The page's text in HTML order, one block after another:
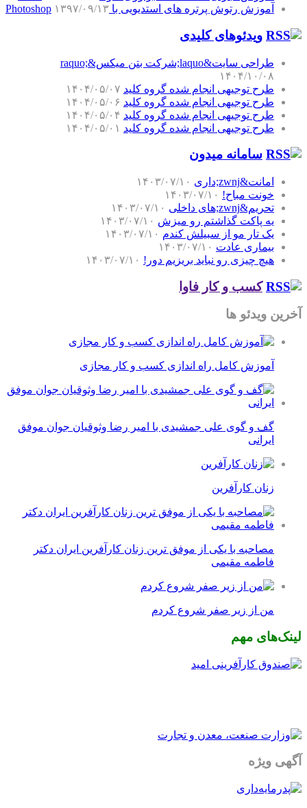
آموزش رتوش پرتره های استدیویی با Photoshop ۱۳۹۷/۰۹/۱۳
ویدئوهای کلیدی
طراحی سایت&laquo;شرکت بتن میکس&raquo;
۱۴۰۴/۱۰/۰۸
طرح توجیهی انجام شده گروه کلید ۱۴۰۴/۰۵/۰۷
طرح توجیهی انجام شده گروه کلید ۱۴۰۴/۰۵/۰۶
طرح توجیهی انجام شده گروه کلید ۱۴۰۴/۰۵/۰۴
طرح توجیهی انجام شده گروه کلید ۱۴۰۴/۰۵/۰۱
سامانه میدون
امانت&zwnj;داری
۱۴۰۳/۰۷/۱۰
خونت مباح! ۱۴۰۳/۰۷/۱۰
تحریم&zwnj;های داخلی
۱۴۰۳/۰۷/۱۰
یه پاکت گذاشتم رو میزش ۱۴۰۳/۰۷/۱۰
یک تار مو از سبیلش کندم ۱۴۰۳/۰۷/۱۰
بیماری عادت ۱۴۰۳/۰۷/۱۰
هیچ چیزی رو نباید بریزیم دور! ۱۴۰۳/۰۷/۱۰
کسب و کار فاوا
آخرین ویدئو ها
آموزش کامل راه اندازی کسب و کار مجازی
گف و گوی علی جمشیدی با امیر رضا وثوقیان جوان موفق
ایرانی
زنان کارآفرین
مصاحبه با یکی از موفق ترین زنان کارآفرین ایران دکتر
فاطمه مقیمی
من از زیر صفر شروع کردم
لینک‌های مهم
آگهی ویژه